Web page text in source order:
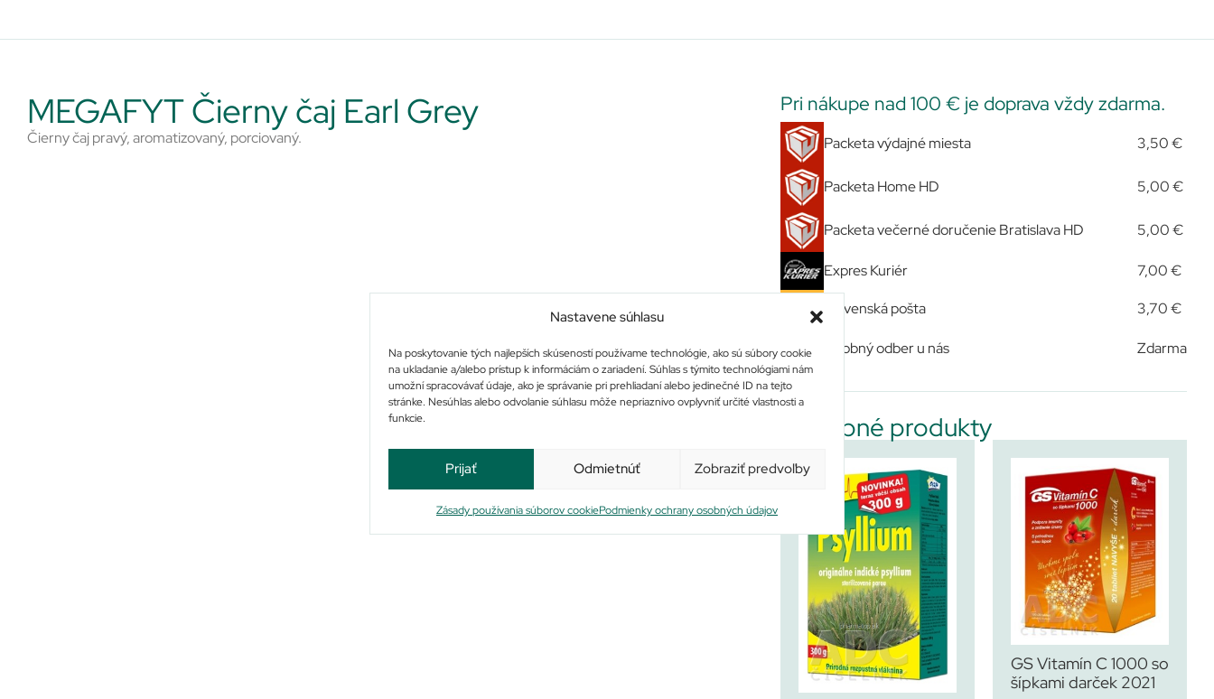
Nastavene súhlasu
Na poskytovanie tých najlepších skúseností používame technológie, ako sú súbory cookie
na ukladanie a/alebo prístup k informáciám o zariadení. Súhlas s týmito technológiami nám
umožní spracovávať údaje, ako je správanie pri prehliadaní alebo jedinečné ID na tejto
stránke. Nesúhlas alebo odvolanie súhlasu môže nepriaznivo ovplyvniť určité vlastnosti a
funkcie.
Prijať Odmietnúť Zobraziť predvoľby
Zásady používania súborov cookiePodmienky ochrany osobných údajov
MEGAFYT Čierny čaj Earl Grey
Čierny čaj pravý, aromatizovaný, porciovaný.
Pri nákupe nad 100 € je doprava vždy zdarma.
Packeta výdajné miesta 3,50 €
Packeta Home HD 5,00 €
Packeta večerné doručenie Bratislava HD 5,00 €
Expres Kuriér 7,00 €
Slovenská pošta 3,70 €
Osobný odber u nás Zdarma
Podobné produkty
GS Vitamín C 1000 so
šípkami darček 2021